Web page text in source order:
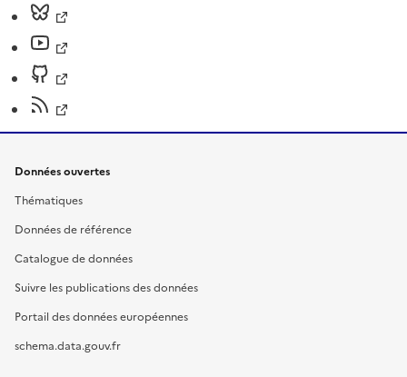
Données ouvertes
Thématiques
Données de référence
Catalogue de données
Suivre les publications des données
Portail des données européennes
schema.data.gouv.fr